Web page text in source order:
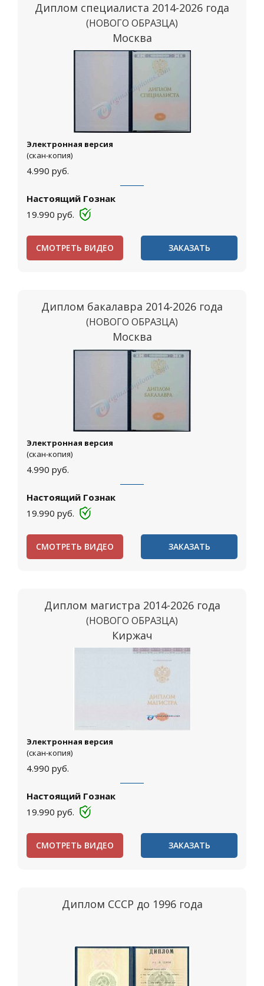
Диплом специалиста 2014-2026 года
(НОВОГО ОБРАЗЦА)
Москва
Электронная версия
(скан-копия)
4.990 руб.
Настоящий Гознак
19.990 руб.
СМОТРЕТЬ ВИДЕО ЗАКАЗАТЬ
Диплом бакалавра 2014-2026 года
(НОВОГО ОБРАЗЦА)
Москва
Электронная версия
(скан-копия)
4.990 руб.
Настоящий Гознак
19.990 руб.
СМОТРЕТЬ ВИДЕО ЗАКАЗАТЬ
Диплом магистра 2014-2026 года
(НОВОГО ОБРАЗЦА)
Киржач
Электронная версия
(скан-копия)
4.990 руб.
Настоящий Гознак
19.990 руб.
СМОТРЕТЬ ВИДЕО ЗАКАЗАТЬ
Диплом СССР до 1996 года